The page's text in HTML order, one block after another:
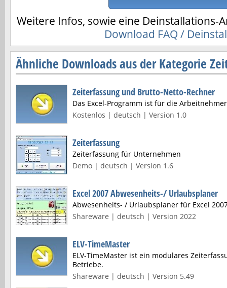
Weitere Infos, sowie eine Deinstallations-
Download FAQ /
Ähnliche Downloads aus der Kategorie
Zeiterfassung und Brutto-Netto-Rechner
Das Excel-Programm ist für die Arbeitnehmer
Kostenlos | deutsch | Version 1.0
Zeiterfassung
Zeiterfassung für Unternehmen
Demo | deutsch | Version 1.6
Excel 2007 Abwesenheits-/ Urlaubsplaner
Abwesenheits- / Urlaubsplaner für Excel
Shareware | deutsch | Version 2022
ELV-TimeMaster
ELV-TimeMaster ist ein modulares
Betriebe.
Shareware | deutsch | Version 5.49